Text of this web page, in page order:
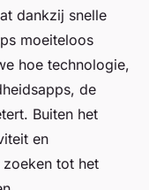
dankzij snelle
moeiteloos
hoe technologie,
de
Buiten het
en
tot het